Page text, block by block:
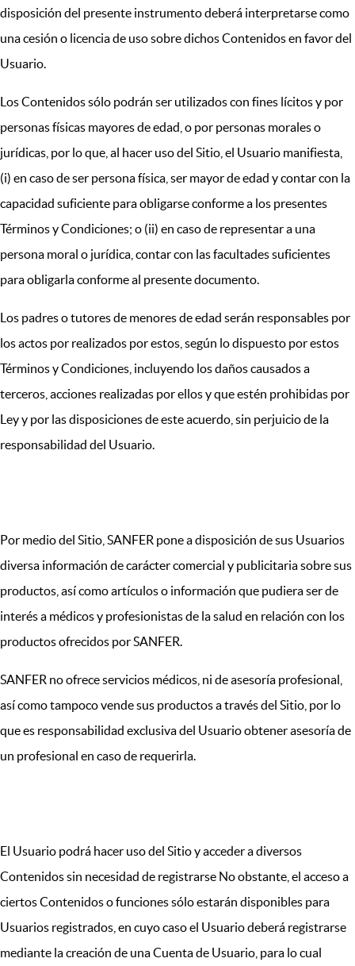
disposición del presente instrumento deberá interpretarse como
una cesión o licencia de uso sobre dichos Contenidos en favor del
Usuario.
Los Contenidos sólo podrán ser utilizados con fines lícitos y por
personas físicas mayores de edad, o por personas morales o
jurídicas, por lo que, al hacer uso del Sitio, el Usuario manifiesta,
(i) en caso de ser persona física, ser mayor de edad y contar con la
capacidad suficiente para obligarse conforme a los presentes
Términos y Condiciones; o (ii) en caso de representar a una
persona moral o jurídica, contar con las facultades suficientes
para obligarla conforme al presente documento.
Los padres o tutores de menores de edad serán responsables por
los actos por realizados por estos, según lo dispuesto por estos
Términos y Condiciones, incluyendo los daños causados a
terceros, acciones realizadas por ellos y que estén prohibidas por
Ley y por las disposiciones de este acuerdo, sin perjuicio de la
responsabilidad del Usuario.
Por medio del Sitio, SANFER pone a disposición de sus Usuarios
diversa información de carácter comercial y publicitaria sobre sus
productos, así como artículos o información que pudiera ser de
interés a médicos y profesionistas de la salud en relación con los
productos ofrecidos por SANFER.
SANFER no ofrece servicios médicos, ni de asesoría profesional,
así como tampoco vende sus productos a través del Sitio, por lo
que es responsabilidad exclusiva del Usuario obtener asesoría de
un profesional en caso de requerirla.
El Usuario podrá hacer uso del Sitio y acceder a diversos
Contenidos sin necesidad de registrarse No obstante, el acceso a
ciertos Contenidos o funciones sólo estarán disponibles para
Usuarios registrados, en cuyo caso el Usuario deberá registrarse
mediante la creación de una Cuenta de Usuario, para lo cual